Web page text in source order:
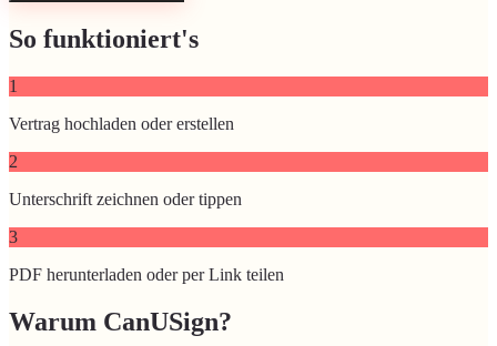
So funktioniert's
1
Vertrag hochladen oder erstellen
2
Unterschrift zeichnen oder tippen
3
PDF herunterladen oder per Link teilen
Warum CanUSign?